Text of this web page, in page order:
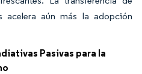
acelera aún más la adopción
Pasivas para la